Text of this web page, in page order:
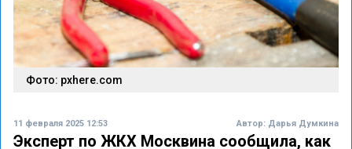
Фото: pxhere.com
11 февраля 2025 12:53 Автор: Дарья Думкина
Эксперт по ЖКХ Москвина сообщила, как